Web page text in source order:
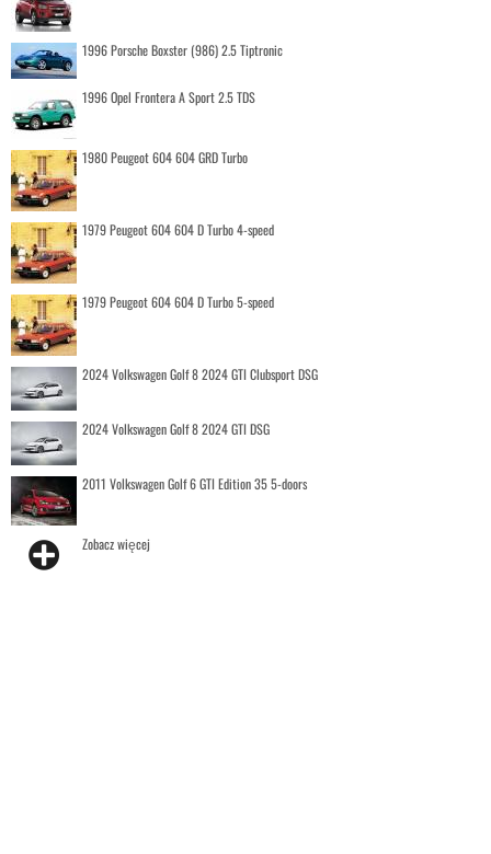
1996 Porsche Boxster (986) 2.5 Tiptronic
1996 Opel Frontera A Sport 2.5 TDS
1980 Peugeot 604 604 GRD Turbo
1979 Peugeot 604 604 D Turbo 4-speed
1979 Peugeot 604 604 D Turbo 5-speed
2024 Volkswagen Golf 8 2024 GTI Clubsport DSG
2024 Volkswagen Golf 8 2024 GTI DSG
2011 Volkswagen Golf 6 GTI Edition 35 5-doors
Zobacz więcej